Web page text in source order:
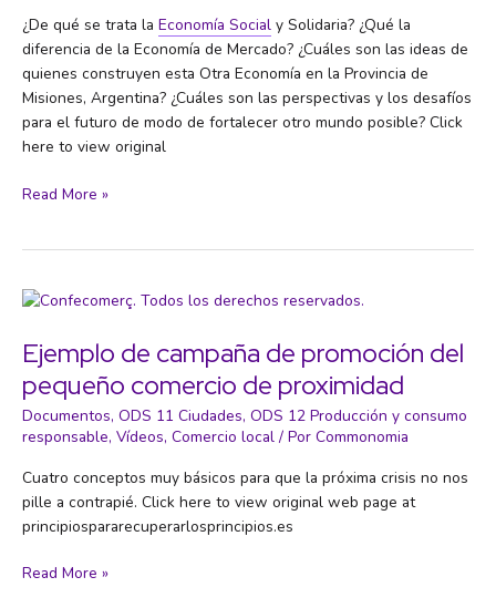
¿De qué se trata la Economía Social y Solidaria? ¿Qué la
diferencia de la Economía de Mercado? ¿Cuáles son las ideas de
quienes construyen esta Otra Economía en la Provincia de
Misiones, Argentina? ¿Cuáles son las perspectivas y los desafíos
para el futuro de modo de fortalecer otro mundo posible? Click
here to view original
Minidocumental:
y
Read More »
Ejemplo de campaña de promoción del
pequeño comercio de proximidad
Documentos, ODS 11 Ciudades, ODS 12 Producción y consumo
responsable, Vídeos, Comercio local / Por Commonomia
Cuatro conceptos muy básicos para que la próxima crisis no nos
pille a contrapié. Click here to view original web page at
principiospararecuperarlosprincipios.es
Ejemplo
Read More »